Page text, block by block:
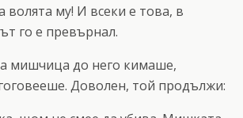
волята му! И всеки е това, в
го е превърнал.
мишчица до него кимаше,
Доволен, той продължи: